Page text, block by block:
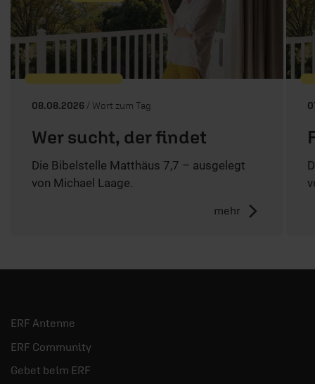
08.08.2026/ Wort zum Tag
Wer sucht, der findet
Die Bibelstelle Matthäus 7,7 – ausgelegt
von Michael Laage.
mehr
ERF Antenne
ERF Community
Gebet beim ERF